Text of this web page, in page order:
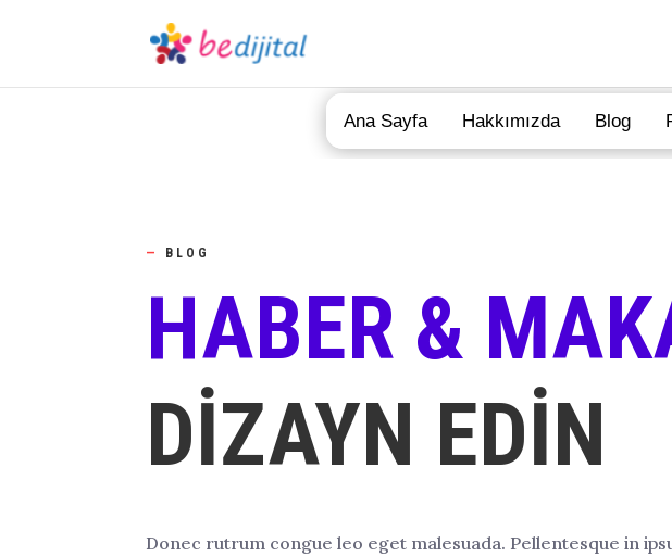
Ana Sayfa Hakkımızda Blog
— BLOG
HABER &
DİZAYN EDİN
Donec rutrum congue leo eget malesuada. Pellentesque in